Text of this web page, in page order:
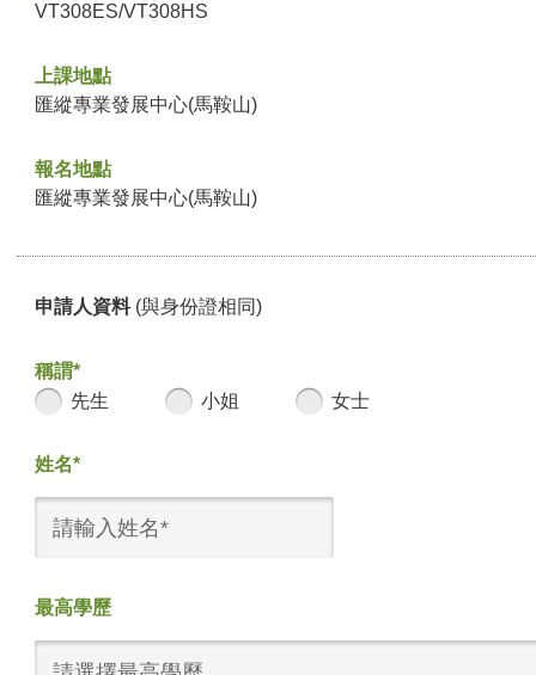
VT308ES/VT308HS
上課地點
匯縱專業發展中心(馬鞍山)
報名地點
匯縱專業發展中心(馬鞍山)
申請人資料 (與身份證相同)
稱謂*
先生
小姐 女士
姓名*
最高學歷